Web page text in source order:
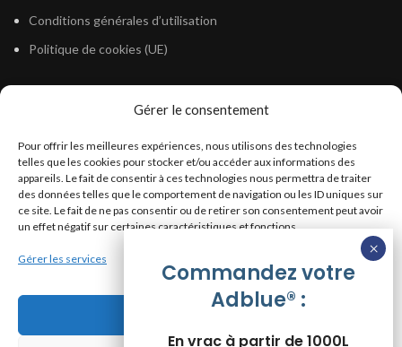
Gérer le consentement
Pour offrir les meilleures expériences, nous utilisons des technologies
telles que les cookies pour stocker et/ou accéder aux informations des
appareils. Le fait de consentir à ces technologies nous permettra de traiter
des données telles que le comportement de navigation ou les ID uniques sur
ce site. Le fait de ne pas consentir ou de retirer son consentement peut avoir
un effet négatif sur certaines caractéristiques et fonctions.
Gérer les services
Conditions générales d’utilisation
Politique de cookies (UE)
Législation Gasoil Fioul GNR
Législation Essence
Législation Adblue
Législation Eau
Législation Lubrifiant
Législation Phytosanitaire
Commandez votre
Adblue® :
En vrac à partir de 1000L